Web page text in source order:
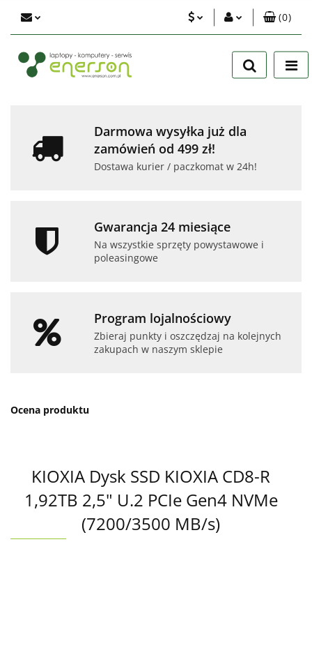
Zaloguj się
Zarejestruj się
(0)
Darmowa wysyłka już dla
zamówień od 499 zł!
Dostawa kurier / paczkomat w 24h!
Gwarancja 24 miesiące
Na wszystkie sprzęty powystawowe i
poleasingowe
Program lojalnościowy
Zbieraj punkty i oszczędzaj na kolejnych
zakupach w naszym sklepie
Ocena produktu
KIOXIA Dysk SSD KIOXIA CD8-R
1,92TB 2,5" U.2 PCIe Gen4 NVMe
(7200/3500 MB/s)